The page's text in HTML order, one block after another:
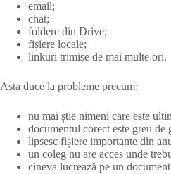
email;
chat;
foldere din Drive;
fișiere locale;
linkuri trimise de mai multe ori.
Asta duce la probleme precum:
nu mai știe nimeni care este
documentul corect este greu de
lipsesc fișiere importante din
un coleg nu are acces unde
cineva lucrează pe un